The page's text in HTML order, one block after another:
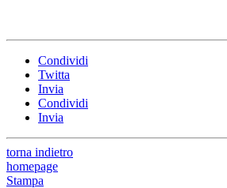
Condividi
Twitta
Invia
Condividi
Invia
torna indietro
homepage
Stampa